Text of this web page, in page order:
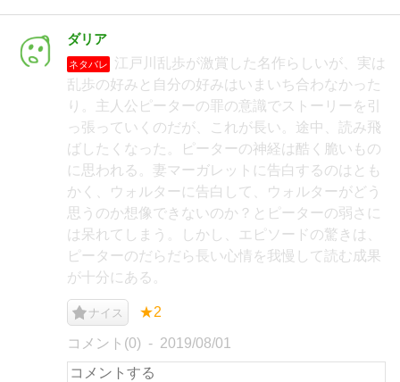
ダリア
ネタバレ
江戸川乱歩が激賞した名作らしいが、実は
乱歩の好みと自分の好みはいまいち合わなかった
り。主人公ピーターの罪の意識でストーリーを引
っ張っていくのだが、これが長い。途中、読み飛
ばしたくなった。ピーターの神経は酷く脆いもの
に思われる。妻マーガレットに告白するのはとも
かく、ウォルターに告白して、ウォルターがどう
思うのか想像できないのか？とピーターの弱さに
は呆れてしまう。しかし、エピソードの驚きは、
ピーターのだらだら長い心情を我慢して読む成果
が十分にある。
ナイス ★2
コメント(0) 2019/08/01